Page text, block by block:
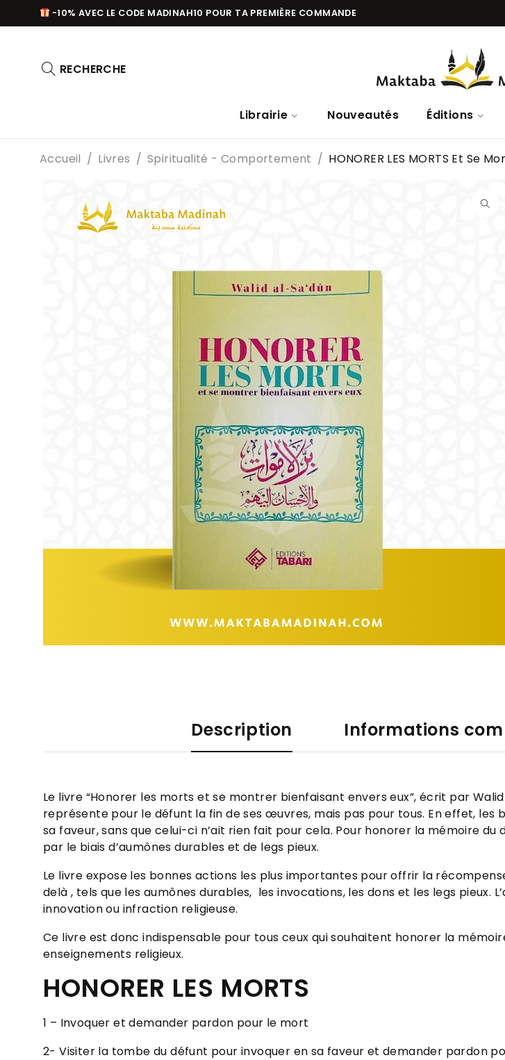
-10% AVEC LE CODE MADINAH10 POUR TA PREMIÈRE COMMANDE
RECHERCHE
Librairie Nouveautés Éditions
Accueil / Livres / Spiritualité - Comportement / HONORER LES MORTS Et Se
Description Informations
Le livre “Honorer les morts et se montrer bienfaisant envers eux”, écrit par
représente pour le défunt la fin de ses œuvres, mais pas pour tous. En effet,
sa faveur, sans que celui-ci n’ait rien fait pour cela. Pour honorer la mémoire
par le biais d’aumônes durables et de legs pieux.
Le livre expose les bonnes actions les plus importantes pour offrir la
delà , tels que les aumônes durables, les invocations, les dons et les legs
innovation ou infraction religieuse.
Ce livre est donc indispensable pour tous ceux qui souhaitent honorer la
enseignements religieux.
HONORER LES MORTS
1 – Invoquer et demander pardon pour le mort
2- Visiter la tombe du défunt pour invoquer en sa faveur et demander pardon